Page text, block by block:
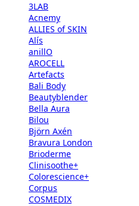
3LAB
Acnemy
ALLIES of SKIN
Alís
anillO
AROCELL
Artefacts
Bali Body
Beautyblender
Bella Aura
Bilou
Björn Axén
Bravura London
Brioderme
Clinisoothe+
Colorescience+
Corpus
COSMEDIX